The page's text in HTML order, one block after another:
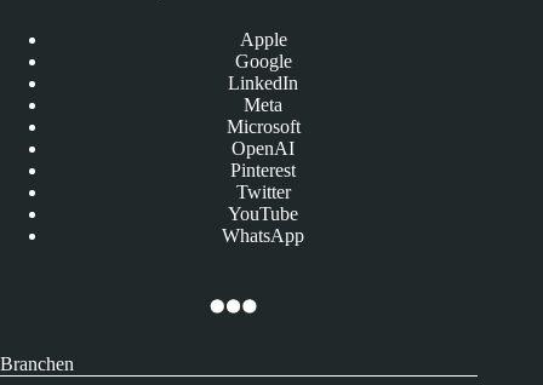
Apple
Google
LinkedIn
Meta
Microsoft
OpenAI
Pinterest
Twitter
YouTube
WhatsApp
Branchen